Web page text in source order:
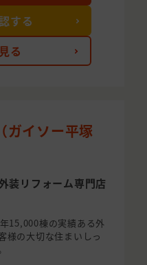
る
する
ガイソー平塚
装リフォーム専門店
15,000棟の実績ある外
様の大切な住まいしっ